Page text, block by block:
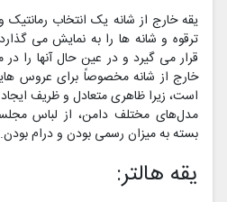
یقه خارج از شانه یک انتخاب
ترقوه و شانه ها را به نمایش می
قرار می گیرد و در عین حال آنها را
خارج از شانه مخصوصاً برای عروس
است، زیرا ظاهری متعادل و ظریف
مدل‌های مختلف دامن، از لباس
بسته به میزان رسمی بودن و درام بودن.
یقه هالتر: